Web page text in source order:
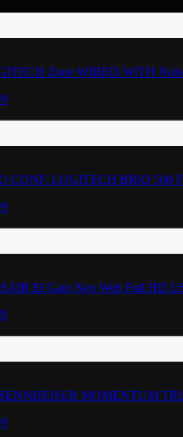
Zone WIRED WITH
CONF. LOGITECH BRIO 500
El Gato Neo Web Full HD
MOMENTUM